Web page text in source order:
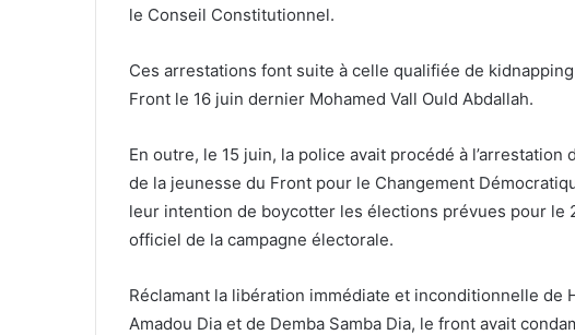
le Conseil Constitutionnel.
Ces arrestations font suite à celle qualifiée de
Front le 16 juin dernier Mohamed Vall Ould Abdallah.
En outre, le 15 juin, la police avait procédé à
de la jeunesse du Front pour le Changement
leur intention de boycotter les élections prévues pour le
officiel de la campagne électorale.
Réclamant la libération immédiate et inconditionnelle de
Amadou Dia et de Demba Samba Dia, le front avait